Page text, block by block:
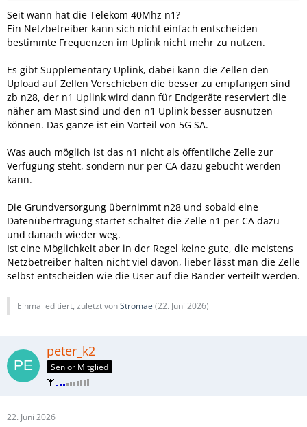
Seit wann hat die Telekom 40Mhz n1?
Ein Netzbetreiber kann sich nicht einfach entscheiden
bestimmte Frequenzen im Uplink nicht mehr zu nutzen.
Es gibt Supplementary Uplink, dabei kann die Zellen den
Upload auf Zellen Verschieben die besser zu empfangen sind
zb n28, der n1 Uplink wird dann für Endgeräte reserviert die
näher am Mast sind und den n1 Uplink besser ausnutzen
können. Das ganze ist ein Vorteil von 5G SA.
Was auch möglich ist das n1 nicht als öffentliche Zelle zur
Verfügung steht, sondern nur per CA dazu gebucht werden
kann.
Die Grundversorgung übernimmt n28 und sobald eine
Datenübertragung startet schaltet die Zelle n1 per CA dazu
und danach wieder weg.
Ist eine Möglichkeit aber in der Regel keine gute, die meistens
Netzbetreiber halten nicht viel davon, lieber lässt man die Zelle
selbst entscheiden wie die User auf die Bänder verteilt werden.
Einmal editiert, zuletzt vonStromae (22. Juni 2026)
peter_k2
Senior Mitglied
22. Juni 2026